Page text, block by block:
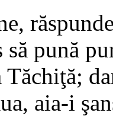
pună
aia-i